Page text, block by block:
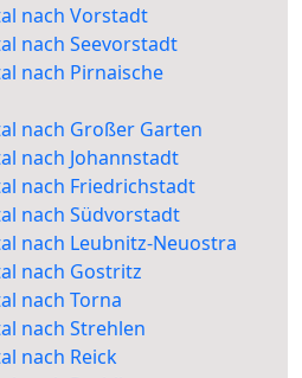
nach Vorstadt
nach Seevorstadt
nach Pirnaische
nach Großer Garten
nach Johannstadt
nach Friedrichstadt
nach Südvorstadt
nach Leubnitz-Neuostra
nach Gostritz
nach Torna
nach Strehlen
nach Reick